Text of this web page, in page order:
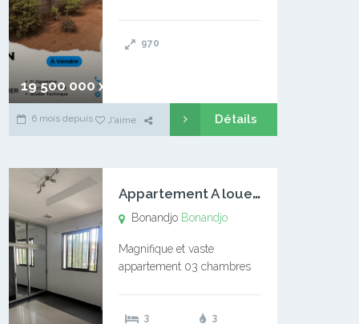
19 500 000 xaf
l’Université Catholique –
970
6 mois depuis J'aime Détails
A
ppartement A louer Bonandjo
Bonandjo Bonandjo
Magnifique et vaste
appartement 03 chambres
douches 01 vaste salon 01
3
3